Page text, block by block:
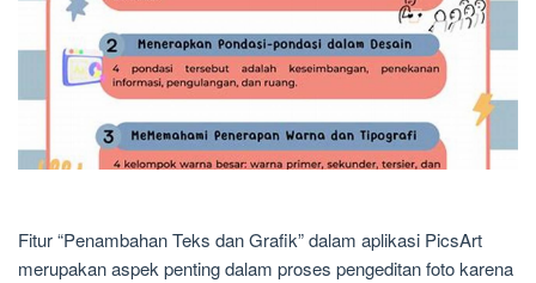
Fitur “Penambahan Teks dan Grafik” dalam aplikasi PicsArt
merupakan aspek penting dalam proses pengeditan foto karena